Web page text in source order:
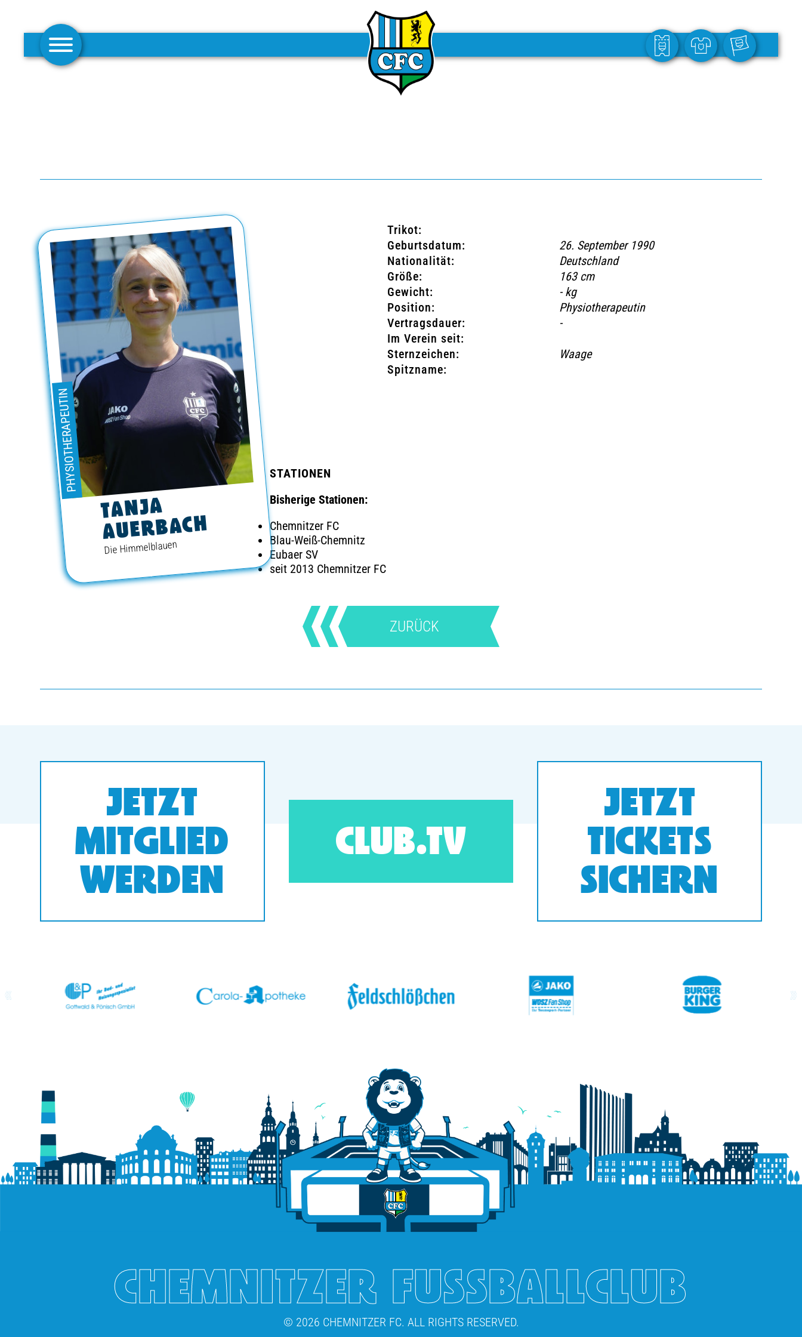
CLUB
CLUBMITGLIEDSCHAFT
BUSINESS
SÜDKURVE
TICKETING
TANJA
AUERBACH
PHYSIOTHERAPEUTIN
Die Himmelblauen
STATIONEN
Bisherige Stationen:
Chemnitzer FC
Blau-Weiß-Chemnitz
Eubaer SV
seit 2013 Chemnitzer FC
Trikot:
Geburtsdatum:
26. September 1990
Nationalität:
Deutschland
Größe:
163 cm
Gewicht:
- kg
Position:
Physiotherapeutin
Vertragsdauer:
-
Im Verein seit:
Sternzeichen:
Waage
Spitzname:
ZURÜCK
JETZT
MITGLIED
WERDEN
CLUB.TV
JETZT
TICKETS
SICHERN
prev next
CHEMNITZER FUSSBALLCLUB
© 2026 CHEMNITZER FC. ALL RIGHTS RESERVED.